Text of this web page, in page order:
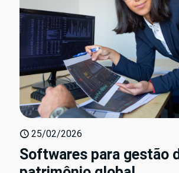
25/02/2026
Softwares para gestão